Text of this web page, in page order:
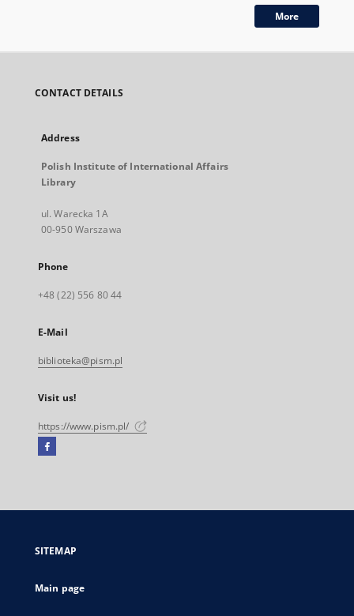
More
CONTACT DETAILS
Address
Polish Institute of International Affairs
Library
ul. Warecka 1A
00-950 Warszawa
Phone
+48 (22) 556 80 44
E-Mail
biblioteka@pism.pl
Visit us!
https://www.pism.pl/
Facebook
open
new
SITEMAP
Main page